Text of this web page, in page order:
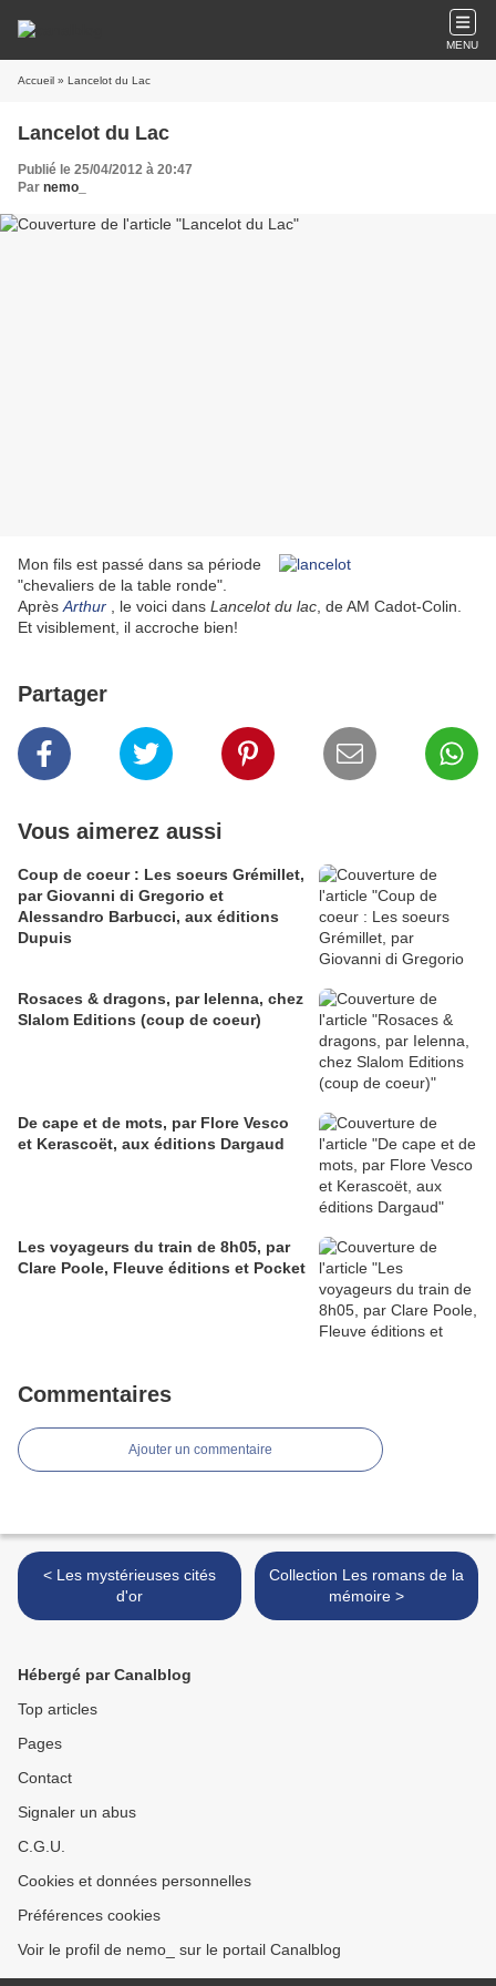
MENU
Accueil » Lancelot du Lac
Lancelot du Lac
Publié le 25/04/2012 à 20:47
Par nemo_
Mon fils est passé dans sa période
"chevaliers de la table ronde".
Après Arthur , le voici dans Lancelot du lac , de AM Cadot-Colin.
Et visiblement, il accroche bien!
Partager
Vous aimerez aussi
Coup de coeur : Les soeurs Grémillet,
par Giovanni di Gregorio et
Alessandro Barbucci, aux éditions
Dupuis
Rosaces & dragons, par Ielenna, chez
Slalom Editions (coup de coeur)
De cape et de mots, par Flore Vesco
et Kerascoët, aux éditions Dargaud
Les voyageurs du train de 8h05, par
Clare Poole, Fleuve éditions et Pocket
Commentaires
Ajouter un commentaire
< Les mystérieuses cités
d'or
Collection Les romans de la
mémoire >
Hébergé par Canalblog
Top articles
Pages
Contact
Signaler un abus
C.G.U.
Cookies et données personnelles
Préférences cookies
Voir le profil de nemo_ sur le portail Canalblog